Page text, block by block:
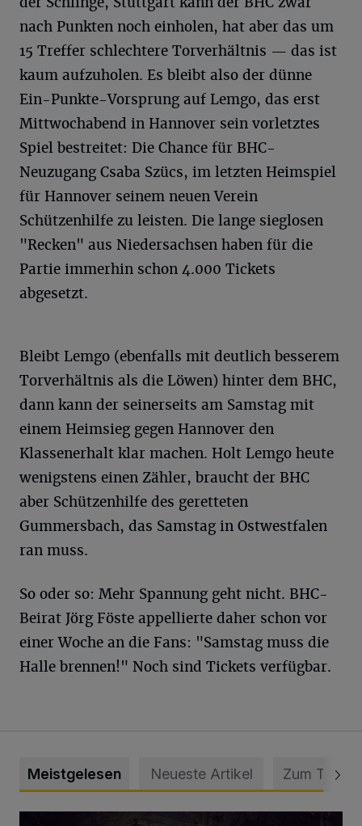
nach Punkten noch einholen, hat aber das um
15 Treffer schlechtere Torverhältnis — das ist
kaum aufzuholen. Es bleibt also der dünne
Ein-Punkte-Vorsprung auf Lemgo, das erst
Mittwochabend in Hannover sein vorletztes
Spiel bestreitet: Die Chance für BHC-
Neuzugang Csaba Szücs, im letzten Heimspiel
für Hannover seinem neuen Verein
Schützenhilfe zu leisten. Die lange sieglosen
"Recken" aus Niedersachsen haben für die
Partie immerhin schon 4.000 Tickets
abgesetzt.
Bleibt Lemgo (ebenfalls mit deutlich besserem
Torverhältnis als die Löwen) hinter dem BHC,
dann kann der seinerseits am Samstag mit
einem Heimsieg gegen Hannover den
Klassenerhalt klar machen. Holt Lemgo heute
wenigstens einen Zähler, braucht der BHC
aber Schützenhilfe des geretteten
Gummersbach, das Samstag in Ostwestfalen
ran muss.
So oder so: Mehr Spannung geht nicht. BHC-
Beirat Jörg Föste appellierte daher schon vor
einer Woche an die Fans: "Samstag muss die
Halle brennen!" Noch sind Tickets verfügbar.
Meistgelesen Neueste Artikel Zum Thema